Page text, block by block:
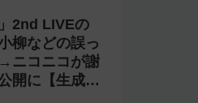
2nd LIVEの
柳などの誤っ
ニコニコが謝
開に【生成